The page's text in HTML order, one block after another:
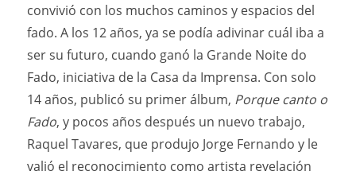
convivió con los muchos caminos y espacios del
fado. A los 12 años, ya se podía adivinar cuál iba a
ser su futuro, cuando ganó la Grande Noite do
Fado, iniciativa de la Casa da Imprensa. Con solo
14 años, publicó su primer álbum, Porque canto o
Fado, y pocos años después un nuevo trabajo,
Raquel Tavares, que produjo Jorge Fernando y le
valió el reconocimiento como artista revelación